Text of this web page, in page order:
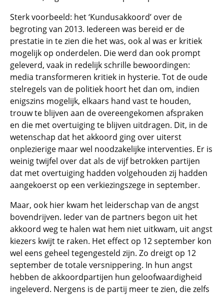
Sterk voorbeeld: het ‘Kundusakkoord’ over de
begroting van 2013. Iedereen was bereid er de
prestatie in te zien die het was, ook al was er kritiek
mogelijk op onderdelen. Die werd dan ook prompt
geleverd, vaak in redelijk schrille bewoordingen:
media transformeren kritiek in hysterie. Tot de oude
stelregels van de politiek hoort het dan om, indien
enigszins mogelijk, elkaars hand vast te houden,
trouw te blijven aan de overeengekomen afspraken
en die met overtuiging te blijven uitdragen. Dit, in de
wetenschap dat het akkoord ging over uiterst
onplezierige maar wel noodzakelijke interventies. Er is
weinig twijfel over dat als de vijf betrokken partijen
dat met overtuiging hadden volgehouden zij hadden
aangekoerst op een verkiezingszege in september.
Maar, ook hier kwam het leiderschap van de angst
bovendrijven. Ieder van de partners begon uit het
akkoord weg te halen wat hem niet uitkwam, uit angst
kiezers kwijt te raken. Het effect op 12 september kon
wel eens geheel tegengesteld zijn. Zo dreigt op 12
september de totale versnippering. In hun angst
hebben de akkoordpartijen hun geloofwaardigheid
ingeleverd. Nergens is de partij meer te zien, die zelfs